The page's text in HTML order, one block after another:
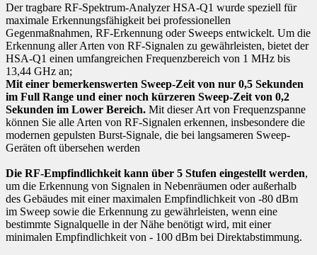
Der tragbare RF-Spektrum-Analyzer HSA-Q1 wurde speziell für
maximale Erkennungsfähigkeit bei professionellen
Gegenmaßnahmen, RF-Erkennung oder Sweeps entwickelt. Um die
Erkennung aller Arten von RF-Signalen zu gewährleisten, bietet der
HSA-Q1 einen umfangreichen Frequenzbereich von 1 MHz bis
13,44 GHz an;
Mit einer bemerkenswerten Sweep-Zeit von nur 0,5 Sekunden
im Full Range und einer noch kürzeren Sweep-Zeit von 0,2
Sekunden im Lower Bereich. Mit dieser Art von Frequenzspanne
können Sie alle Arten von RF-Signalen erkennen, insbesondere die
modernen gepulsten Burst-Signale, die bei langsameren Sweep-
Geräten oft übersehen werden
Die RF-Empfindlichkeit kann über 5 Stufen eingestellt werden,
um die Erkennung von Signalen in Nebenräumen oder außerhalb
des Gebäudes mit einer maximalen Empfindlichkeit von -80 dBm
im Sweep sowie die Erkennung zu gewährleisten, wenn eine
bestimmte Signalquelle in der Nähe benötigt wird, mit einer
minimalen Empfindlichkeit von - 100 dBm bei Direktabstimmung.